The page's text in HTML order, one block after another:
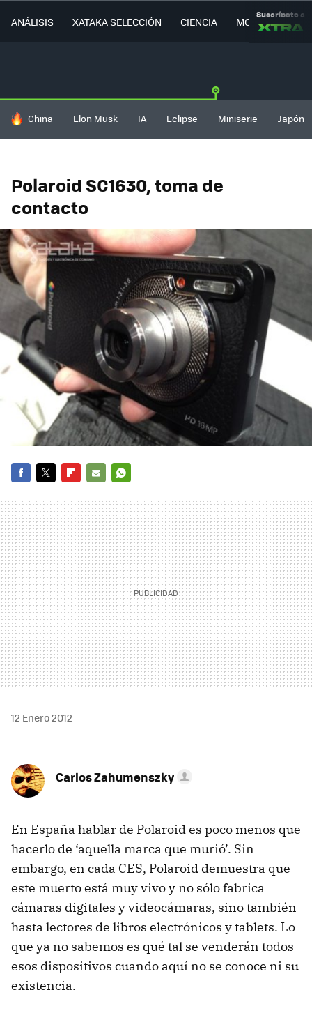
ANÁLISIS XATAKA SELECCIÓN CIENCIA MOVILIDAD
Suscríbete a
HOY SE HABLA DE
China Elon Musk IA Eclipse Miniserie Japón
Polaroid SC1630, toma de
contacto
MAIL
12 Enero 2012
Carlos Zahumenszky
En España hablar de Polaroid es poco menos que
hacerlo de ‘aquella marca que murió’. Sin
embargo, en cada CES, Polaroid demuestra que
este muerto está muy vivo y no sólo fabrica
cámaras digitales y videocámaras, sino también
hasta lectores de libros electrónicos y tablets. Lo
que ya no sabemos es qué tal se venderán todos
esos dispositivos cuando aquí no se conoce ni su
existencia.